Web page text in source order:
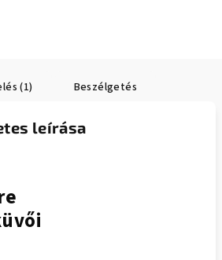
(1) Beszélgetés
leírása